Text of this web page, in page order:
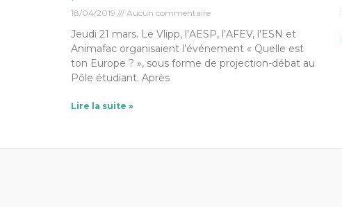
18/04/2019 Aucun commentaire
Jeudi 21 mars. Le Vlipp, l’AESP, l’AFEV, l’ESN et
Animafac organisaient l’événement « Quelle est
ton Europe ? », sous forme de projection-débat au
Pôle étudiant. Après
Lire la suite »